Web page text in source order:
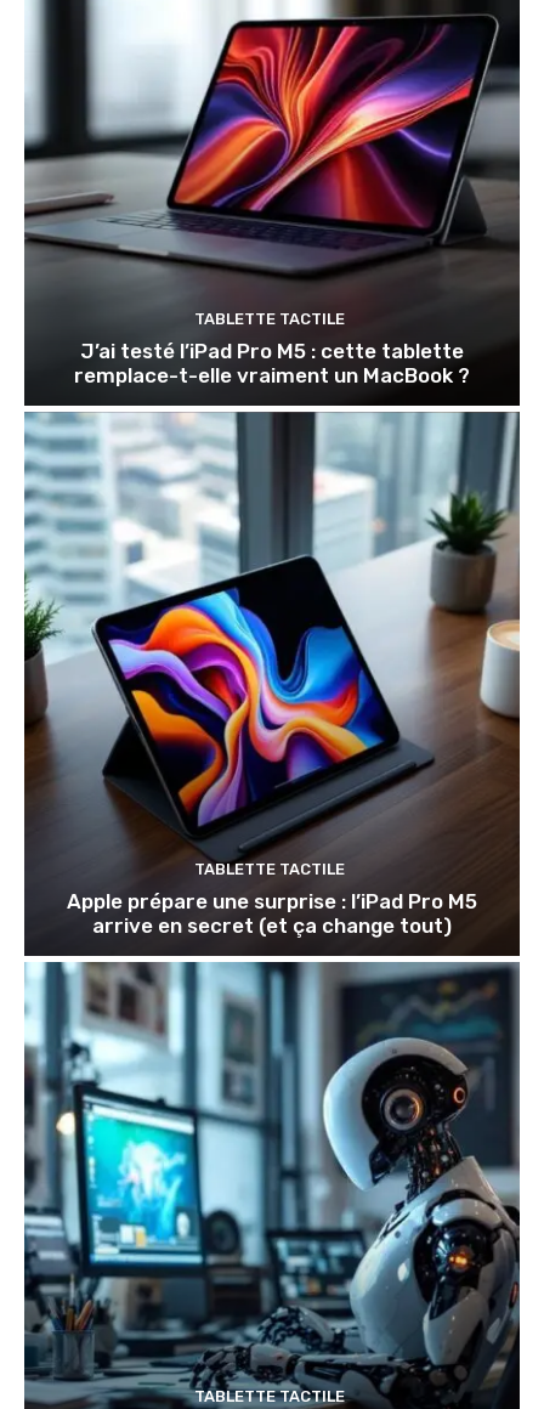
TABLETTE TACTILE
J’ai testé l’iPad Pro M5 : cette tablette
remplace-t-elle vraiment un MacBook ?
TABLETTE TACTILE
Apple prépare une surprise : l’iPad Pro M5
arrive en secret (et ça change tout)
TABLETTE TACTILE